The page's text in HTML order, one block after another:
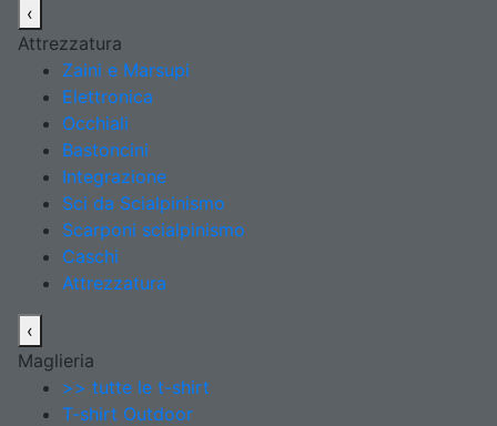
‹
Attrezzatura
Zaini e Marsupi
Elettronica
Occhiali
Bastoncini
Integrazione
Sci da Scialpinismo
Scarponi scialpinismo
Caschi
Attrezzatura
‹
Maglieria
>> tutte le t-shirt
T-shirt Outdoor